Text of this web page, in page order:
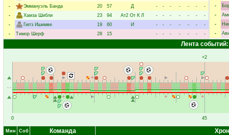
-
Эммануэль Банда 20 57 Д - - - - - -
-
-
Хамза Шибли 23 94 Ат2 От К Л - - - - - -
-
-
Гиггз Ишимве 19 60 И - - - - - -
-
-
Тимор Шерф 28 15 - - - - - - -
-
-
-
-
Лента событий:
0
+2
45
Мин Соб Команда